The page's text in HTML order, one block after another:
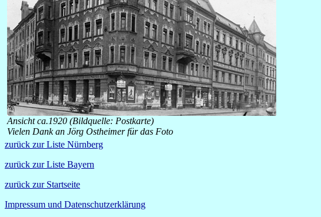
Ansicht ca.1920 (Bildquelle: Postkarte)
Vielen Dank an Jörg Ostheimer für das Foto
zurück zur Liste Nürnberg
zurück zur Liste Bayern
zurück zur Startseite
Impressum und Datenschutzerklärung